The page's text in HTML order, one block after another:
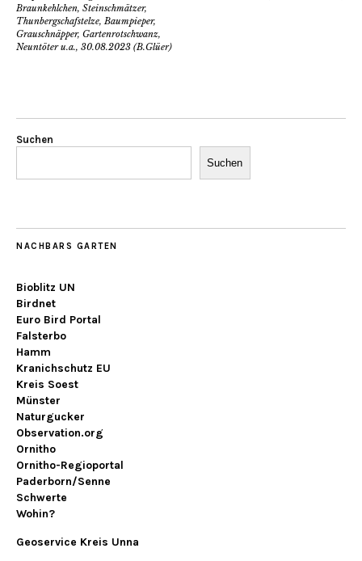
Braunkehlchen, Steinschmätzer,
Thunbergschafstelze, Baumpieper,
Grauschnäpper, Gartenrotschwanz,
Neuntöter u.a., 30.08.2023 (B.Glüer)
Suchen
Suchen
NACHBARS GARTEN
Bioblitz UN
Birdnet
Euro Bird Portal
Falsterbo
Hamm
Kranichschutz EU
Kreis Soest
Münster
Naturgucker
Observation.org
Ornitho
Ornitho-Regioportal
Paderborn/Senne
Schwerte
Wohin?
Geoservice Kreis Unna